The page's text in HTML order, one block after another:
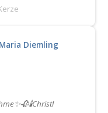
Diemling